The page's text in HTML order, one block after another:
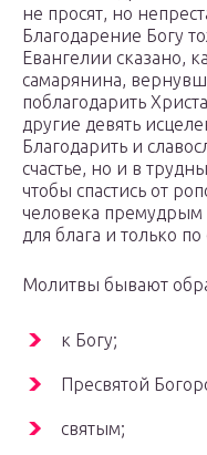
не просят, но
Благодарение Богу
Евангелии сказано,
самарянина,
поблагодарить
другие девять
Благодарить и
счастье, но и в
чтобы спастись от
человека премудрым
для блага и только по
Молитвы бывают
к Богу;
Пресвятой
святым;